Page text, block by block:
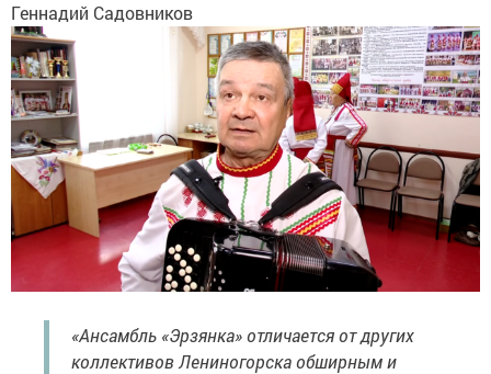
Геннадий Садовников
«Ансамбль «Эрзянка» отличается от других
коллективов Лениногорска обширным и